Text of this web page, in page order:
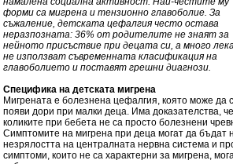
форми са мигрена и тензионно главоболие. За
съжаление, детската цефалгия често остава
неразпозната: 36% от родителите не знаят за
нейното присъствие при децата си, а много
не използват съвременната класификация на
главоболието и поставят грешни диагнози.
Специфика на детската мигрена
Мигрената е болезнена цефалгия, която може да
появи дори при малки деца. Има доказателства, че
коликите при бебета не са просто болезнени
Симптомите на мигрена при деца могат да бъдат
незрялостта на централната нервна система и
симптоми, които не са характерни за мигрена,